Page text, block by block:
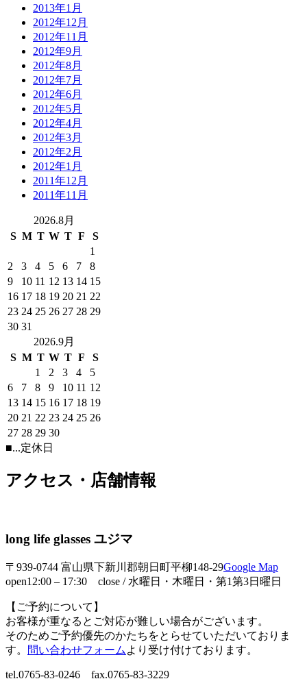
2013年1月
2012年12月
2012年11月
2012年9月
2012年8月
2012年7月
2012年6月
2012年5月
2012年4月
2012年3月
2012年2月
2012年1月
2011年12月
2011年11月
2026.8月
S M T W T F
S
1
2
3 4 5 6 7
8
9
10 11 12 13 14 15
16 17 18 19 20 21 22
23 24 25 26 27 28 29
30 31
2026.9月
S M T W T F
S
1
2 3 4
5
6
7 8 9 10 11 12
13 14 15 16 17 18 19
20 21 22 23 24 25 26
27 28 29 30
■...定休日
アクセス・店舗情報
long life glasses ユジマ
〒939-0744 富山県下新川郡朝日町平柳148-29Google Map
open12:00 – 17:30 close / 水曜日・木曜日・第1第3日曜日
【ご予約について】
お客様が重なるとご対応が難しい場合がございます。
そのためご予約優先のかたちをとらせていただいておりま
す。
問い合わせフォームより受け付けております。
tel.0765-83-0246 fax.0765-83-3229